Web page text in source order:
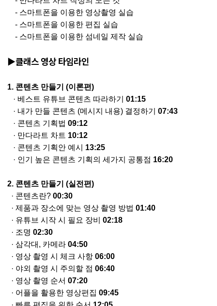
- 스마트폰을 이용한 영상촬영 실습
- 스마트폰을 이용한 편집 실습
- 스마트폰을 이용한 섬네일 제작 실습
▶클래스 영상 타임라인
1. 콘텐츠 만들기 (이론편)
· 베스트 유튜브 콘텐츠 따라하기
01:15
· 내가 만들 콘텐츠 (메시지 내용) 결정하기 07:43
· 콘텐츠 기획법 09:12
· 만다라트 차트 10:12
· 콘텐츠 기획안 예시 13:25
· 인기 높은 콘텐츠 기획의 세가지 공통점 16:20
2. 콘텐츠 만들기 (실전편)
· 콘텐츠란? 00:30
· 제품과 장소에 맞는 영상 촬영 방법 01:40
· 유튜브 시작 시 필요 장비 02:18
· 조명 02:30
· 삼각대 , 카메라 04:50
· 영상 촬영 시 체크 사항 06:00
· 야외 촬영 시 주의할 점 06:40
· 영상 촬영 순서 07:20
· 어플을 활용한 영상편집 09:45